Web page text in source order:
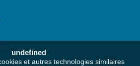
undefined
et autres technologies similaires